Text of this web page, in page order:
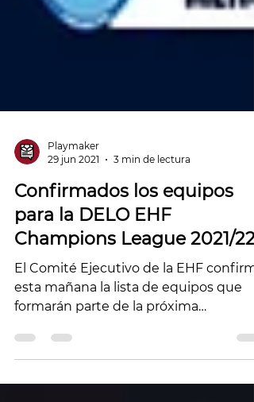
29 jun 2021
3 min de lectura
Confirmados los equipos
para la DELO EHF
Champions League 2021/22
El Comité Ejecutivo de la EHF
formarán parte de la próxima
temporada de la máxima...